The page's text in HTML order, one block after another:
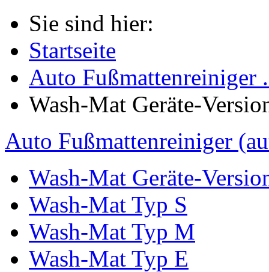
Sie sind hier:
Startseite
Auto Fußmattenreiniger
Wash-Mat Geräte-
Auto Fußmattenreiniger
Wash-Mat Geräte-
Wash-Mat Typ S
Wash-Mat Typ M
Wash-Mat Typ E